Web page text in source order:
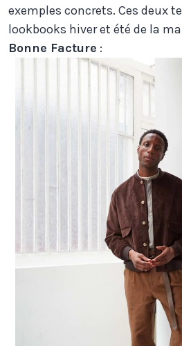
exemples concrets. Ces deux
lookbooks hiver et été de la
Bonne Facture :